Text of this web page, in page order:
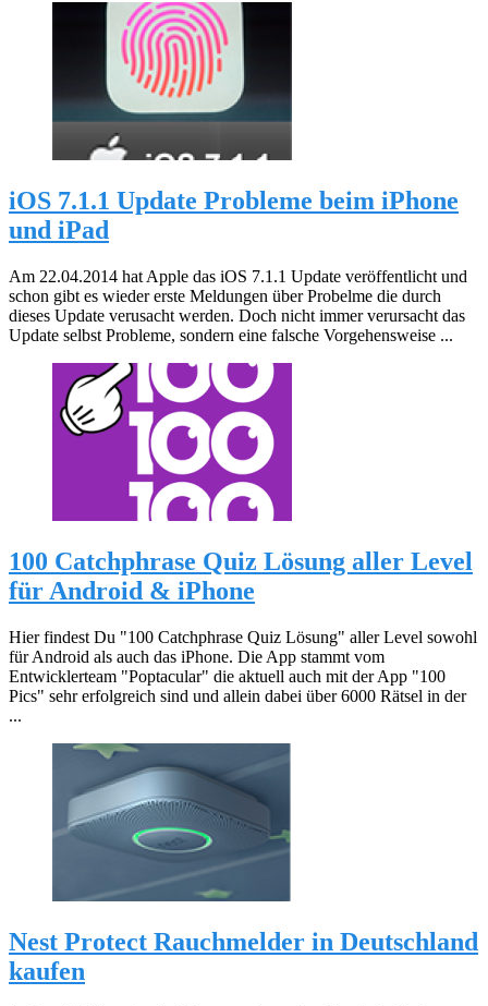
iOS 7.1.1 Update Probleme beim iPhone
und iPad
Am 22.04.2014 hat Apple das iOS 7.1.1 Update veröffentlicht und
schon gibt es wieder erste Meldungen über Probelme die durch
dieses Update verusacht werden. Doch nicht immer verursacht das
Update selbst Probleme, sondern eine falsche Vorgehensweise ...
100 Catchphrase Quiz Lösung aller Level
für Android & iPhone
Hier findest Du "100 Catchphrase Quiz Lösung" aller Level sowohl
für Android als auch das iPhone. Die App stammt vom
Entwicklerteam "Poptacular" die aktuell auch mit der App "100
Pics" sehr erfolgreich sind und allein dabei über 6000 Rätsel in der
...
Nest Protect Rauchmelder in Deutschland
kaufen